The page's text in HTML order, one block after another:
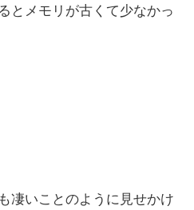
とメモリが古くて少なかっ
凄いことのように見せかけ